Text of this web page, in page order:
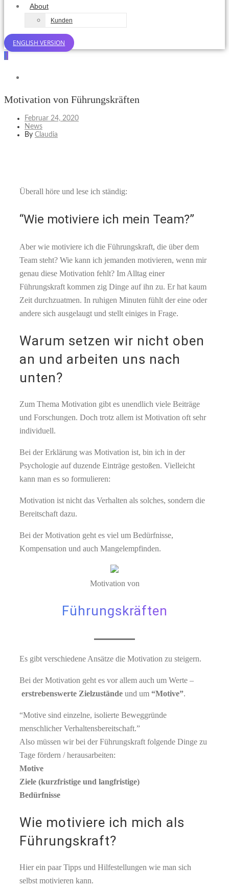
About
Kunden
ENGLISH VERSION
1
Motivation von Führungskräften
Februar 24, 2020
News
By Claudia
Überall höre und lese ich ständig:
“Wie motiviere ich mein Team?”
Aber wie motiviere ich die Führungskraft, die über dem
Team steht? Wie kann ich jemanden motivieren, wenn mir
genau diese Motivation fehlt? Im Alltag einer
Führungskraft kommen zig Dinge auf ihn zu. Er hat kaum
Zeit durchzuatmen. In ruhigen Minuten fühlt der eine oder
andere sich ausgelaugt und stellt einiges in Frage.
Warum setzen wir nicht oben
an und arbeiten uns nach
unten?
Zum Thema Motivation gibt es unendlich viele Beiträge
und Forschungen. Doch trotz allem ist Motivation oft sehr
individuell.
Bei der Erklärung was Motivation ist, bin ich in der
Psychologie auf duzende Einträge gestoßen. Vielleicht
kann man es so formulieren:
Motivation ist nicht das Verhalten als solches, sondern die
Bereitschaft dazu.
Bei der Motivation geht es viel um Bedürfnisse,
Kompensation und auch Mangelempfinden.
Motivation von
Führungskräften
Es gibt verschiedene Ansätze die Motivation zu steigern.
Bei der Motivation geht es vor allem auch um Werte –
erstrebenswerte Zielzustände und um “Motive”.
“Motive sind einzelne, isolierte Beweggründe
menschlicher Verhaltensbereitschaft.”
Also müssen wir bei der Führungskraft folgende Dinge zu
Tage fördern / herausarbeiten:
Motive
Ziele (kurzfristige und langfristige)
Bedürfnisse
Wie motiviere ich mich als
Führungskraft?
Hier ein paar Tipps und Hilfestellungen wie man sich
selbst motivieren kann.